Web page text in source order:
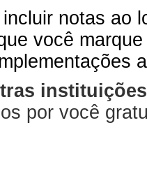
notas ao
você
por você